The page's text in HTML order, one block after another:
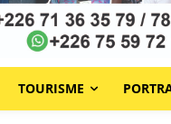
TOURISME